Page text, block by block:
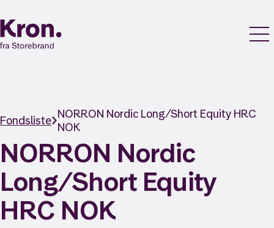
Fondsliste NORRON Nordic Long/Short Equity HRC
NOK
NORRON Nordic
Long/Short Equity
HRC NOK